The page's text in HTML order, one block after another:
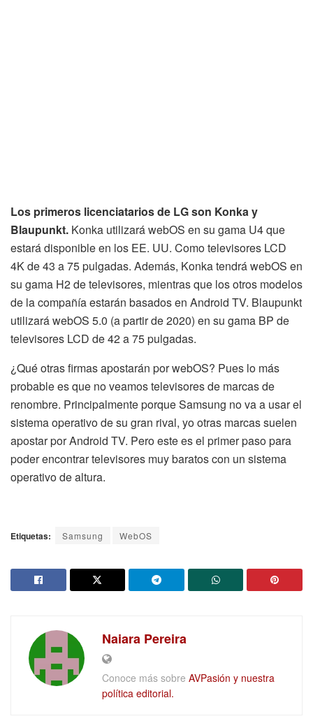
Los primeros licenciatarios de LG son Konka y
Blaupunkt. Konka utilizará webOS en su gama U4 que
estará disponible en los EE. UU. Como televisores LCD
4K de 43 a 75 pulgadas. Además, Konka tendrá webOS en
su gama H2 de televisores, mientras que los otros modelos
de la compañía estarán basados ​​en Android TV. Blaupunkt
utilizará webOS 5.0 (a partir de 2020) en su gama BP de
televisores LCD de 42 a 75 pulgadas.
¿Qué otras firmas apostarán por webOS? Pues lo más
probable es que no veamos televisores de marcas de
renombre. Principalmente porque Samsung no va a usar el
sistema operativo de su gran rival, yo otras marcas suelen
apostar por Android TV. Pero este es el primer paso para
poder encontrar televisores muy baratos con un sistema
operativo de altura.
Etiquetas: Samsung WebOS
Naiara Pereira
Conoce más sobre AVPasión y nuestra
política editorial.